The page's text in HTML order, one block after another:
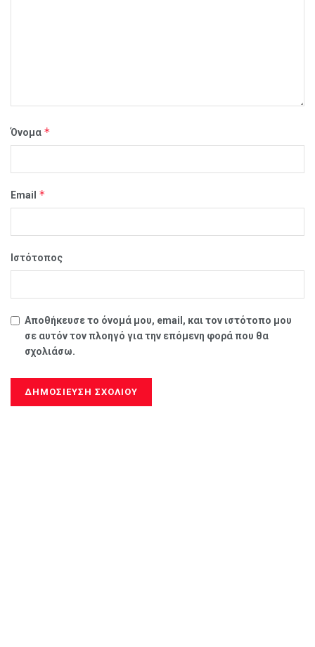
Όνομα *
Email *
Ιστότοπος
Αποθήκευσε το όνομά μου, email, και τον ιστότοπο μου
σε αυτόν τον πλοηγό για την επόμενη φορά που θα
σχολιάσω.